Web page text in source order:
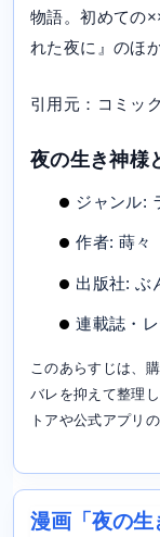
物語。初めての
れた夜に』のほ
引用元：コミッ
夜の生き神様
ジャンル:
作者: 蒔々
出版社: ぶ
連載誌・
このあらすじは、
バレを抑えて整理
トアや公式アプリ
漫画「夜の